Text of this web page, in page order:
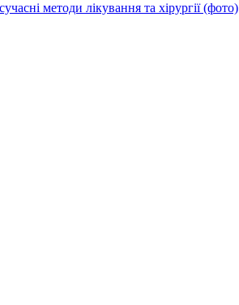
методи лікування та хірургії (фото)